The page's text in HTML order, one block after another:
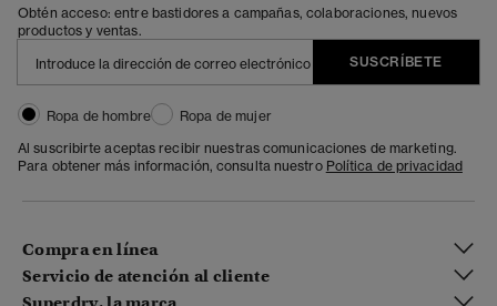
Obtén acceso: entre bastidores a campañas, colaboraciones, nuevos
productos y ventas.
SUSCRÍBETE
Ropa de hombre
Ropa de mujer
Al suscribirte aceptas recibir nuestras comunicaciones de marketing.
Para obtener más información, consulta nuestro Política de privacidad
Compra en línea
Servicio de atención al cliente